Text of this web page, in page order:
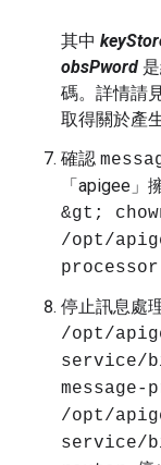
其中
obsPword
碼。詳情請
取得關於產
確認
「apigee」
&gt;
/opt/
停止訊息處
/opt/
service/
message-
/opt/
service/